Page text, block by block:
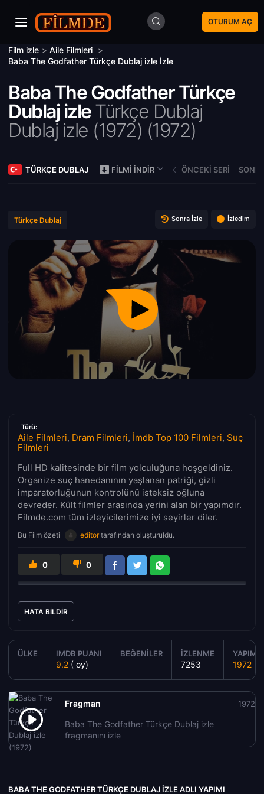
OTURUM AÇ
Film izle > Aile Filmleri >
Baba The Godfather Türkçe Dublaj izle İzle
Baba The Godfather Türkçe
Dublaj izleTürkçe Dublaj
Dublaj izle (1972) (1972)
TÜRKÇE DUBLAJ FILMI İNDIR ÖNCEKI SERI
Türkçe Dublaj Sonra İzle İzledim
Türü:
Aile Filmleri, Dram Filmleri, İmdb Top 100 Filmleri, Suç
Filmleri
Full HD kalitesinde bir film yolculuğuna hoşgeldiniz.
Organize suç hanedanının yaşlanan patriği, gizli
imparatorluğunun kontrolünü isteksiz oğluna
devreder. Kült filmler arasında yerini alan bir yapımdır.
Filmde.com tüm izleyicilerimize iyi seyirler diler.
Bu Film özeti editortarafından oluşturuldu.
0 0
HATA BILDIR
ÜLKE IMDB PUANI
9.2 ( oy)
BEĞENILER İZLENME
7253
YAPIM
1972
Fragman
Baba The Godfather Türkçe Dublaj izle
fragmanını izle
1972
BABA THE GODFATHER TÜRKÇE DUBLAJ IZLE ADLI YAPIMI